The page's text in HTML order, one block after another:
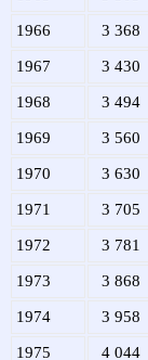
1966 3 368
1967 3 430
1968 3 494
1969 3 560
1970 3 630
1971 3 705
1972 3 781
1973 3 868
1974 3 958
1975 4 044